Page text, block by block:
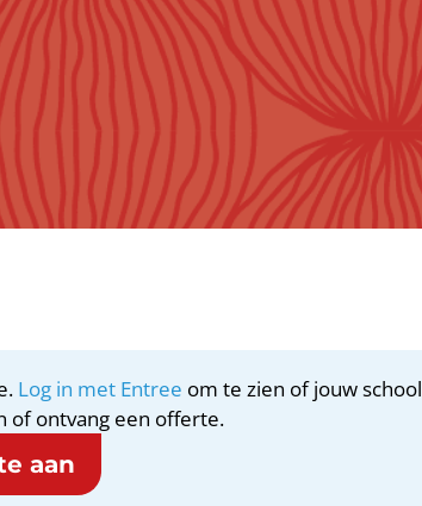
Log in met Entree om te zien of jouw school
of ontvang een offerte.
aan